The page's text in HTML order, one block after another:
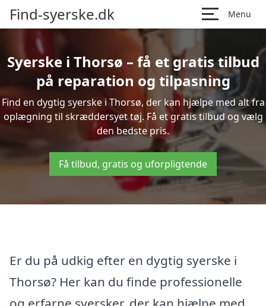
Find-syerske.dk Menu
Syerske i Thorsø – få et gratis tilbud
på reparation og tilpasning
Find en dygtig syerske i Thorsø, der kan hjælpe med alt fra
oplægning til skræddersyet tøj. Få et gratis tilbud og vælg
den bedste pris.
Få tilbud, gratis og uforpligtende
Er du på udkig efter en dygtig syerske i
Thorsø? Her kan du finde professionelle